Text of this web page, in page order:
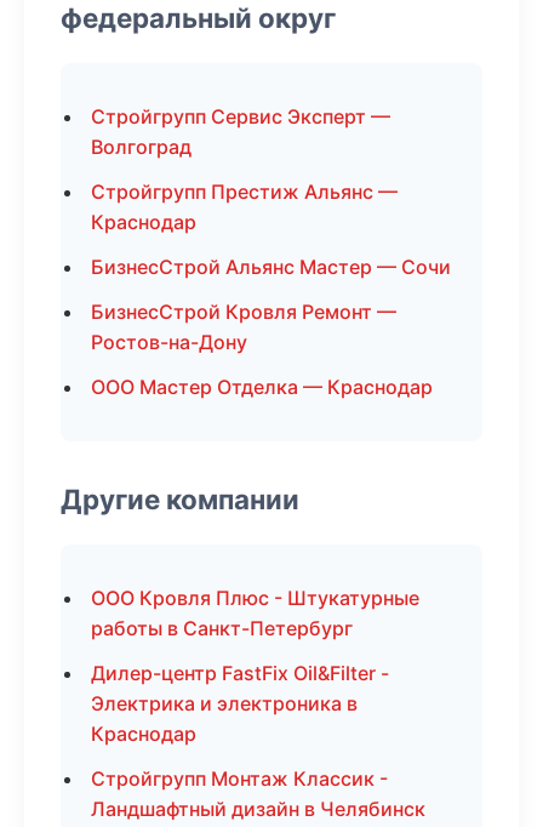
федеральный округ
Стройгрупп Сервис Эксперт —
Волгоград
Стройгрупп Престиж Альянс —
Краснодар
БизнесСтрой Альянс Мастер — Сочи
БизнесСтрой Кровля Ремонт —
Ростов-на-Дону
ООО Мастер Отделка — Краснодар
Другие компании
ООО Кровля Плюс - Штукатурные
работы в Санкт-Петербург
Дилер-центр FastFix Oil&Filter -
Электрика и электроника в
Краснодар
Стройгрупп Монтаж Классик -
Ландшафтный дизайн в Челябинск